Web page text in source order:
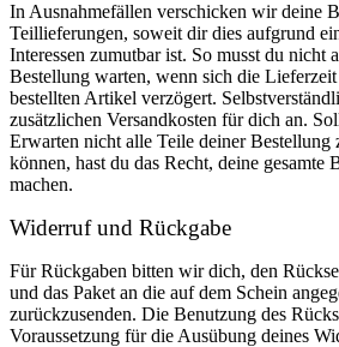
In Ausnahmefällen verschicken wir deine
Teillieferungen, soweit dir dies aufgrund
Interessen zumutbar ist. So musst du nicht
Bestellung warten, wenn sich die
bestellten Artikel verzögert.
zusätzlichen Versandkosten für dich an.
Erwarten nicht alle Teile deiner Bestellung
können, hast du das Recht, deine gesamte
machen.
Widerruf und Rückgabe
Für Rückgaben bitten wir dich, den
und das Paket an die auf dem Schein
zurückzusenden. Die Benutzung des
Voraussetzung für die Ausübung deines